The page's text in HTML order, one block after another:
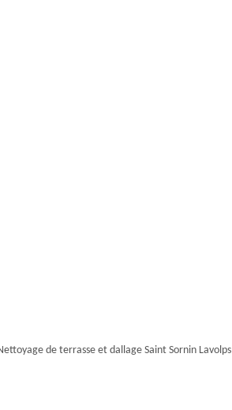
de terrasse et dallage Saint Sornin Lavolps